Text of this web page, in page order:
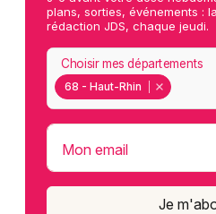
plans, sorties, événements :
rédaction JDS, chaque jeudi.
68 - Haut-Rhin
Choisir mes départements
Mon email
Je